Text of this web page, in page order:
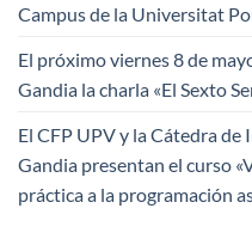
Campus de la Universitat
El próximo viernes 8 de
Gandia la charla «El Sexto
El CFP UPV y la Cátedra
Gandia presentan el curso
práctica a la programación